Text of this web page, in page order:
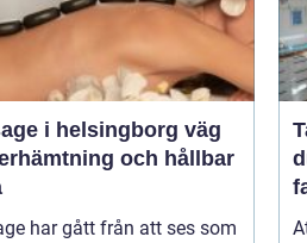
i helsingborg väg
och hållbar
har gått från att ses som